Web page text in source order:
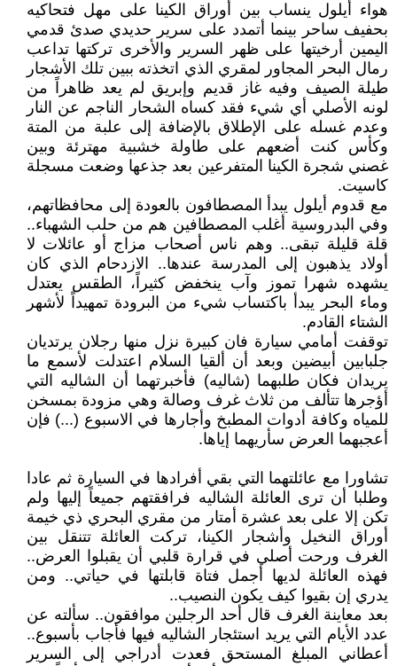
هواء أيلول ينساب بين أوراق الكينا على مهل فتحاكيه
بحفيف ساحر بينما أتمدد على سرير حديدي صدئ قدمي
اليمين أرخيتها على ظهر السرير والأخرى تركتها تداعب
رمال البحر المجاور لمقري الذي اتخذته ببين تلك الأشجار
طيلة الصيف وفيه غاز قديم وإبريق لم يعد ظاهراً من
لونه الأصلي أي شيء فقد كساه الشحار الناجم عن النار
وعدم غسله على الإطلاق بالإضافة إلى علبة من المتة
وكأس كنت أضعهم على طاولة خشبية مهترئة وبين
غصني شجرة الكينا المتفرعين بعد جذعها وضعت مسجلة
كاسيت.
مع قدوم أيلول يبدأ المصطافون بالعودة إلى محافظاتهم،
وفي البدروسية أغلب المصطافين هم من حلب الشهباء..
قلة قليلة تبقى.. وهم ناس أصحاب مزاج أو عائلات لا
أولاد يذهبون إلى المدرسة عندها.. الازدحام الذي كان
يشهده شهرا تموز وآب ينخفض كثيراً، الطقس يعتدل
وماء البحر يبدأ باكتساب شيء من البرودة تمهيداً لأشهر
الشتاء القادم.
توقفت أمامي سيارة فان كبيرة نزل منها رجلان يرتديان
جلبابين أبيضين وبعد أن ألقيا السلام اعتدلت لأسمع ما
يريدان فكان طلبهما (شاليه) فأخبرتهما أن الشاليه التي
أؤجرها تتألف من ثلاث غرف وصالة وهي مزودة بمسخن
للمياه وكافة أدوات المطبخ وأجارها في الاسبوع (...) فإن
أعجبهما العرض سأريهما إياها.
تشاورا مع عائلتهما التي بقي أفرادها في السيارة ثم عادا
وطلبا أن ترى العائلة الشاليه فرافقتهم جميعاً إليها ولم
تكن إلا على بعد عشرة أمتار من مقري البحري ذي خيمة
أوراق النخيل وأشجار الكينا، تركت العائلة تتنقل بين
الغرف ورحت أصلي في قرارة قلبي أن يقبلوا العرض..
فهذه العائلة لديها أجمل فتاة قابلتها في حياتي.. ومن
يدري إن بقيوا كيف يكون النصيب..
بعد معاينة الغرف قال أحد الرجلين موافقون.. سألته عن
عدد الأيام التي يريد استئجار الشاليه فيها فأجاب بأسبوع..
أعطاني المبلغ المستحق فعدت أدراجي إلى السرير